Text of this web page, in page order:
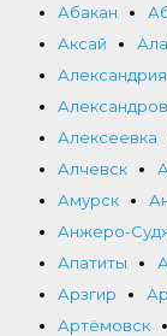
Абакан
Аксай
Александрия
Алексеевка
Алчевск
Амурск
Анжеро-
Апатиты
Арзгир
Артёмовск